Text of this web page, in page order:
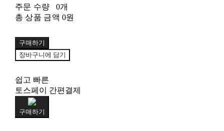
주문 수량
0개
총 상품 금액 0원
구매하기
장바구니에 담기
쉽고 빠른
토스페이 간편결제
구매하기